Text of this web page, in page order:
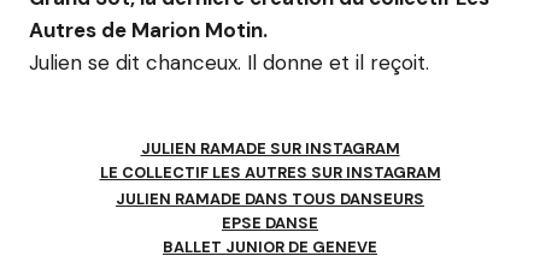
Autres de Marion Motin.
Julien se dit chanceux. Il donne et il reçoit.
JULIEN RAMADE SUR INSTAGRAM
LE COLLECTIF LES AUTRES SUR INSTAGRAM
JULIEN RAMADE DANS TOUS DANSEURS
EPSE DANSE
BALLET JUNIOR DE GENEVE